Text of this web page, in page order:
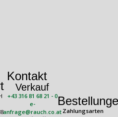
Kontakt
Verkauf
+43 316 81 68 21 - 0
e-
anfrage@rauch.co.at Zahlungsarten